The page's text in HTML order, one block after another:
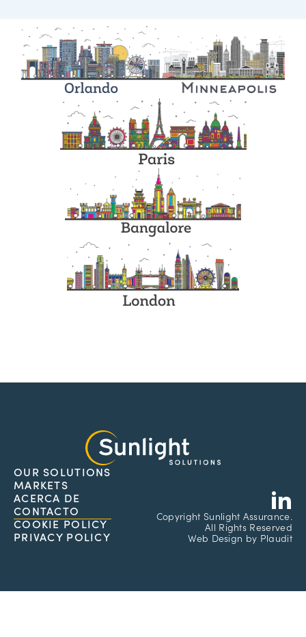
OUR SOLUTIONS
MARKETS
ACERCA DE
CONTACTO
COOKIE POLICY
PRIVACY POLICY
Copyright Sunlight Assurance.
All Rights Reserved
Web Design by Plaudit